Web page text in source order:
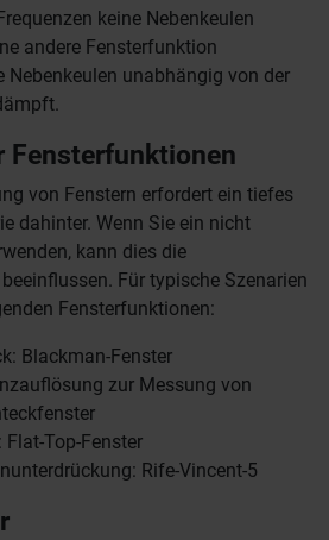
keine Nebenkeulen
andere Fensterfunktion
Nebenkeulen unabhängig von der
Fensterfunktionen
von Fenstern erfordert ein tiefes
dahinter. Wenn Sie ein nicht
kann dies die
Für typische Szenarien
Fensterfunktionen:
Blackman-Fenster
zur Messung von
Flat-Top-Fenster
Rife-Vincent-5